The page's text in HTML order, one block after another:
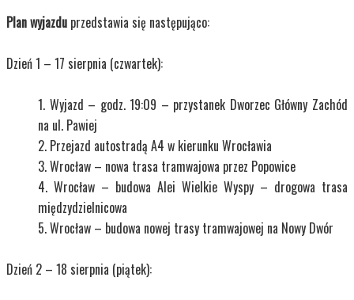
Plan wyjazdu przedstawia się następująco:
Dzień 1 – 17 sierpnia (czwartek):
Wyjazd – godz. 19:09 – przystanek Dworzec Główny Zachód
na ul. Pawiej
Przejazd autostradą A4 w kierunku Wrocławia
Wrocław – nowa trasa tramwajowa przez Popowice
Wrocław – budowa Alei Wielkie Wyspy – drogowa trasa
międzydzielnicowa
Wrocław – budowa nowej trasy tramwajowej na Nowy Dwór
Dzień 2 – 18 sierpnia (piątek):